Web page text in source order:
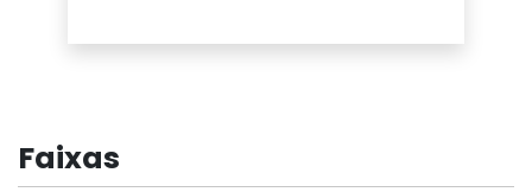
Faixas